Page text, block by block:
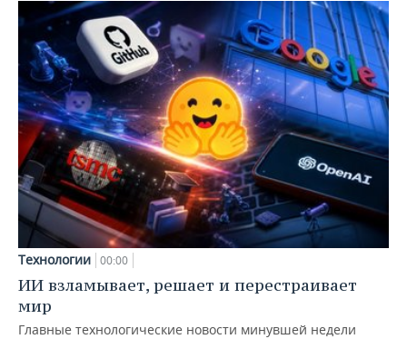
Технологии 00:00
ИИ взламывает, решает и перестраивает
мир
Главные технологические новости минувшей недели